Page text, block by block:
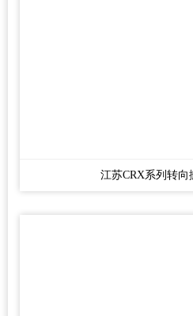
江苏CRX系列转向